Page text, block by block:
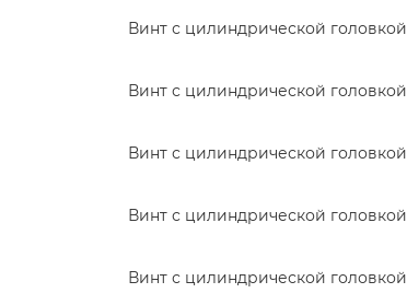
Винт с цилиндрической головкой
Винт с цилиндрической головкой
Винт с цилиндрической головкой
Винт с цилиндрической головкой
Винт с цилиндрической головкой